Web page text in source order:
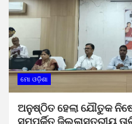
ମୋ ଓଡ଼ିଶା
ଅନୁଷ୍ଠିତ ହେଲା ଯୌତୁକ
ସମ୍ପର୍କିତ ଜିଲ୍ଲାସ୍ତରୀୟ